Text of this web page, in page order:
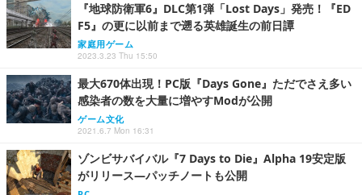
『地球防衛軍6』DLC第1弾「Lost Days」発売！『ED
F5』の更に以前まで遡る英雄誕生の前日譚
家庭用ゲーム
2023.3.23 Thu 15:50
最大670体出現！PC版『Days Gone』ただでさえ多い
感染者の数を大量に増やすModが公開
ゲーム文化
2021.6.7 Mon 16:31
ゾンビサバイバル『7 Days to Die』Alpha 19安定版
がリリース―パッチノートも公開